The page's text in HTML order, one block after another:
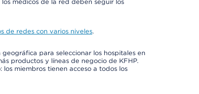
médicos de la red deben seguir los
de redes con varios niveles.
para seleccionar los hospitales en
productos y líneas de negocio de KFHP.
miembros tienen acceso a todos los